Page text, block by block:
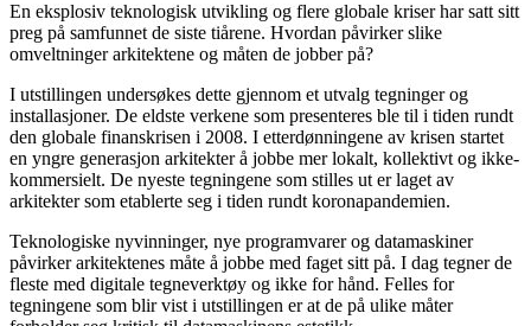
En eksplosiv teknologisk utvikling og flere globale kriser har satt sitt
preg på samfunnet de siste tiårene. Hvordan påvirker slike
omveltninger arkitektene og måten de jobber på?
I utstillingen undersøkes dette gjennom et utvalg tegninger og
installasjoner. De eldste verkene som presenteres ble til i tiden rundt
den globale finanskrisen i 2008. I etterdønningene av krisen startet
en yngre generasjon arkitekter å jobbe mer lokalt, kollektivt og ikke-
kommersielt. De nyeste tegningene som stilles ut er laget av
arkitekter som etablerte seg i tiden rundt koronapandemien.
Teknologiske nyvinninger, nye programvarer og datamaskiner
påvirker arkitektenes måte å jobbe med faget sitt på. I dag tegner de
fleste med digitale tegneverktøy og ikke for hånd. Felles for
tegningene som blir vist i utstillingen er at de på ulike måter